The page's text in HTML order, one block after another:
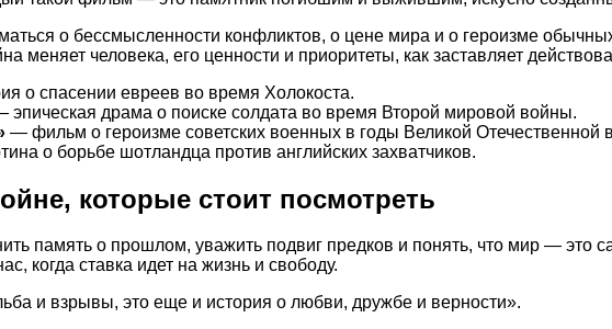
о бессмысленности конфликтов, о цене мира и о героизме
меняет человека, его ценности и приоритеты, как заставляет
о спасении евреев во время Холокоста.
эпическая драма о поиске солдата во время Второй мировой войны.
— фильм о героизме советских военных в годы Великой Отечественной
о борьбе шотландца против английских захватчиков.
которые стоит посмотреть
память о прошлом, уважить подвиг предков и понять, что мир — это
когда ставка идет на жизнь и свободу.
и взрывы, это еще и история о любви, дружбе и верности».